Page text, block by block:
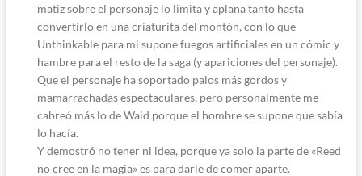
matiz sobre el personaje lo limita y aplana tanto hasta
convertirlo en una criaturita del montón, con lo que
Unthinkable para mi supone fuegos artificiales en un cómic y
hambre para el resto de la saga (y apariciones del personaje).
Que el personaje ha soportado palos más gordos y
mamarrachadas espectaculares, pero personalmente me
cabreó más lo de Waid porque el hombre se supone que sabía
lo hacía.
Y demostró no tener ni idea, porque ya solo la parte de «Reed
no cree en la magia» es para darle de comer aparte.